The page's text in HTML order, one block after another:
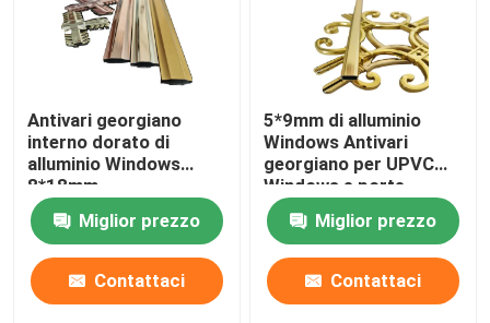
Antivari georgiano
interno dorato di
alluminio Windows
8*18mm
Miglior prezzo
Contattaci
5*9mm di alluminio
Windows Antivari
georgiano per UPVC
Windows e porte
Miglior prezzo
Contattaci